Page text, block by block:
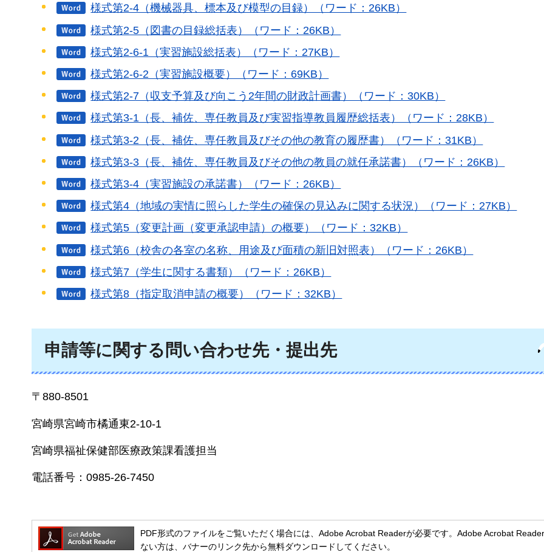
様式第2-4（機械器具、標本及び模型の目録）（ワード：26KB）
様式第2-5（図書の目録総括表）（ワード：26KB）
様式第2-6-1（実習施設総括表）（ワード：27KB）
様式第2-6-2（実習施設概要）（ワード：69KB）
様式第2-7（収支予算及び向こう2年間の財政計画書）（ワード：30KB）
様式第3-1（長、補佐、専任教員及び実習指導教員履歴総括表）（ワード：28KB）
様式第3-2（長、補佐、専任教員及びその他の教育の履歴書）（ワード：31KB）
様式第3-3（長、補佐、専任教員及びその他の教員の就任承諾書）（ワード：26KB）
様式第3-4（実習施設の承諾書）（ワード：26KB）
様式第4（地域の実情に照らした学生の確保の見込みに関する状況）（ワード：27KB）
様式第5（変更計画（変更承認申請）の概要）（ワード：32KB）
様式第6（校舎の各室の名称、用途及び面積の新旧対照表）（ワード：26KB）
様式第7（学生に関する書類）（ワード：26KB）
様式第8（指定取消申請の概要）（ワード：32KB）
申請等に関する問い合わせ先・提出先
〒880-8501
宮崎県宮崎市橘通東2-10-1
宮崎県福祉保健部医療政策課看護担当
電話番号：0985-26-7450
PDF形式のファイルをご覧いただく場合には、Adobe Acrobat Readerが必要です。Adobe Acrobat
ない方は、バナーのリンク先から無料ダウンロードしてください。